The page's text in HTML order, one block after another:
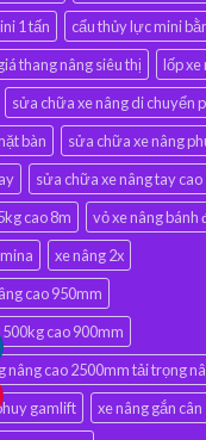
1 tấn
cẩu thủy lực mini
thang nâng siêu thị
lốp xe
sửa chữa xe nâng di chuyển
bàn
sửa chữa xe nâng
sửa chữa xe nâng tay cao
cao 8m
vỏ xe nâng bánh
xe nâng 2x
cao 950mm
cao 900mm
nâng cao 2500mm tải trọng
gamlift
xe nâng gắn cân